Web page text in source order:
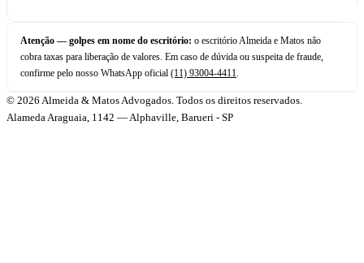
Atenção — golpes em nome do escritório: o escritório Almeida e Matos não
cobra taxas para liberação de valores. Em caso de dúvida ou suspeita de fraude,
confirme pelo nosso WhatsApp oficial (11) 93004-4411.
© 2026 Almeida & Matos Advogados. Todos os direitos reservados.
Alameda Araguaia, 1142 — Alphaville, Barueri - SP